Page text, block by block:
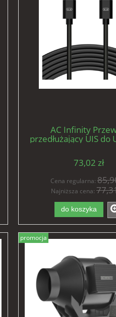
AC Infinity
przedłużający UIS do
długości
73,02 zł
Cena regularna:
Najniższa cena:
do koszyka
promocja